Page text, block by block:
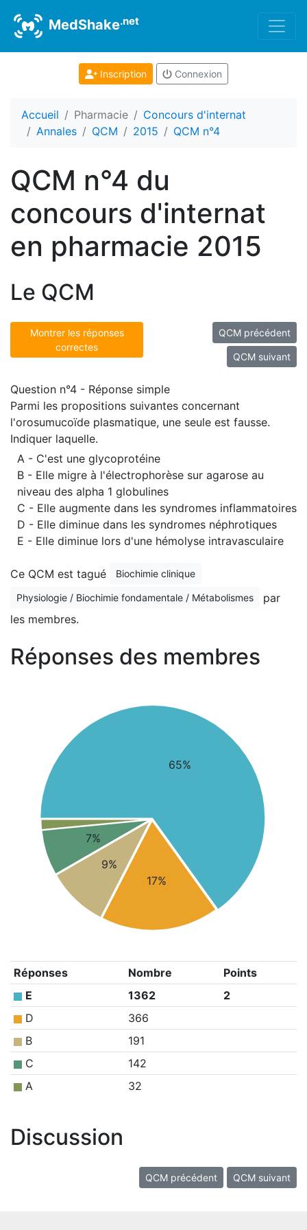
MedShake.net
Inscription Connexion
Accueil Pharmacie
Concours d'internat
Annales
QCM 2015 QCM n°4
QCM n°4 du
concours d'internat
en pharmacie 2015
Le QCM
Montrer les réponses
correctes
QCM précédent
QCM suivant
Question n°4 - Réponse simple
Parmi les propositions suivantes concernant
l'orosumucoïde plasmatique, une seule est fausse.
Indiquer laquelle.
A - C'est une glycoprotéine
B - Elle migre à l'électrophorèse sur agarose au
niveau des alpha 1 globulines
C - Elle augmente dans les syndromes inflammatoires
D - Elle diminue dans les syndromes néphrotiques
E - Elle diminue lors d'une hémolyse intravasculaire
Ce QCM est tagué Biochimie clinique
Physiologie / Biochimie fondamentale / Métabolismes
par
les membres.
Réponses des membres
65%
17%
9%
7%
Réponses Nombre
Points
E
1362
2
D
366
B
191
C
142
A
32
Discussion
QCM précédent QCM suivant